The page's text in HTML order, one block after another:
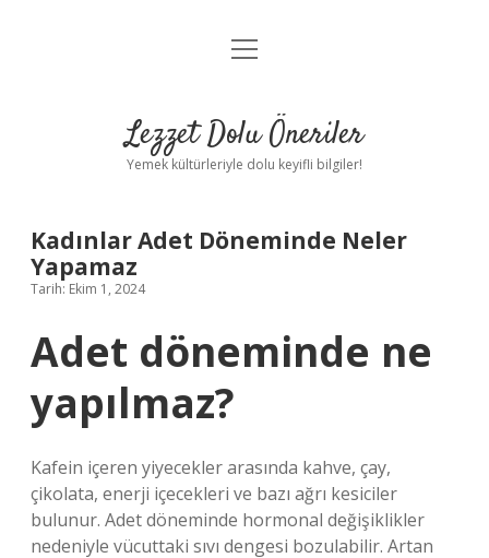
Anasayfa
Yasal Uyarı
menüyü
Lezzet Dolu Öneriler
Yemek kültürleriyle dolu keyifli bilgiler!
Kadınlar Adet Döneminde Neler
Yapamaz
Tarih: Ekim 1, 2024
Adet döneminde ne
yapılmaz?
Kafein içeren yiyecekler arasında kahve, çay,
çikolata, enerji içecekleri ve bazı ağrı kesiciler
bulunur. Adet döneminde hormonal değişiklikler
nedeniyle vücuttaki sıvı dengesi bozulabilir. Artan